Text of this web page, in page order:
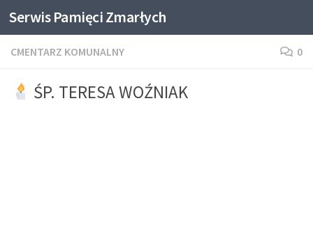
Skip to content
Serwis Pamięci Zmarłych
CMENTARZ KOMUNALNY 0
ŚP. TERESA WOŹNIAK